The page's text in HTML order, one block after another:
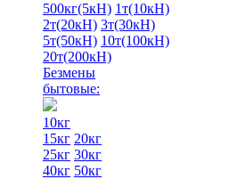
500кг(5кН) 1т(10кН)
2т(20кН) 3т(30кН)
5т(50кН) 10т(100кН)
20т(200кН)
Безмены
бытовые:
10кг
15кг 20кг
25кг 30кг
40кг 50кг